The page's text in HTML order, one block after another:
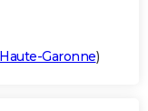
Haute-Garonne)